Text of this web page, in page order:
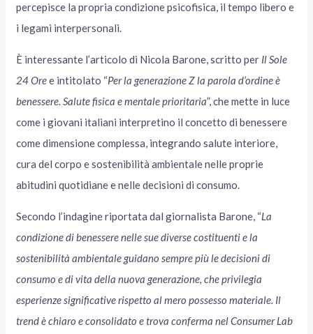
percepisce la propria condizione psicofisica, il tempo libero e
i legami interpersonali.
È interessante l’articolo di Nicola Barone, scritto per Il Sole
24 Oree intitolato “Per la generazione Z la parola d’ordine è
benessere. Salute fisica e mentale prioritaria”, che mette in luce
come i giovani italiani interpretino il concetto di benessere
come dimensione complessa, integrando salute interiore,
cura del corpo e sostenibilità ambientale nelle proprie
abitudini quotidiane e nelle decisioni di consumo.
Secondo l’indagine riportata dal giornalista Barone, “La
condizione di benessere nelle sue diverse costituenti e la
sostenibilità ambientale guidano sempre più le decisioni di
consumo e di vita della nuova generazione, che privilegia
esperienze significative rispetto al mero possesso materiale. Il
trend è chiaro e consolidato e trova conferma nel Consumer Lab